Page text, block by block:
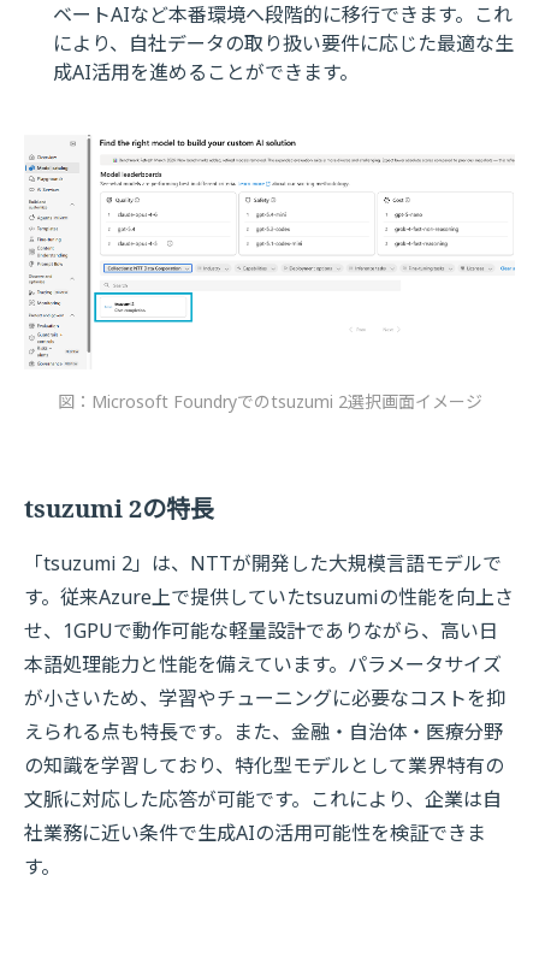
ベートAIなど本番環境へ段階的に移行できます。これ
により、自社データの取り扱い要件に応じた最適な生
成AI活用を進めることができます。
図：Microsoft Foundryでのtsuzumi 2選択画面イメージ
tsuzumi 2の特長
「tsuzumi 2」は、NTTが開発した大規模言語モデルで
す。従来Azure上で提供していたtsuzumiの性能を向上さ
せ、1GPUで動作可能な軽量設計でありながら、高い日
本語処理能力と性能を備えています。パラメータサイズ
が小さいため、学習やチューニングに必要なコストを抑
えられる点も特長です。また、金融・自治体・医療分野
の知識を学習しており、特化型モデルとして業界特有の
文脈に対応した応答が可能です。これにより、企業は自
社業務に近い条件で生成AIの活用可能性を検証できま
す。